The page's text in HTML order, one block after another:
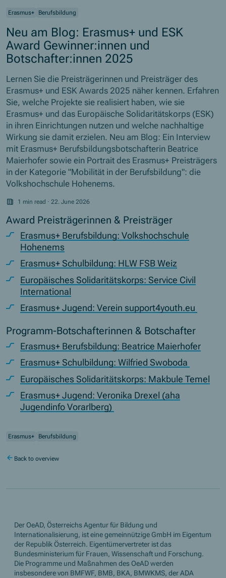
Erasmus+ Berufsbildung
Neu am Blog: Erasmus+ und ESK
Award Gewinner:innen und
Botschafter:innen 2025
Lernen Sie die Preisträgerinnen und Preisträger des
Erasmus+ und ESK Awards 2025 näher kennen. Erfahren
Sie, welche Projekte sie realisiert haben, wie sie
Erasmus+ und das Europäische Solidaritätskorps (ESK)
in ihren Einrichtungen nutzen und welche nachhaltige
Wirkung sie damit erzielen. Neu am Blog: Ein Interview
mit Erasmus+ Berufsbildungsbotschafterin Beatrice
Maierhofer sowie ein Portrait des Erasmus+ Preisträgers
in der Kategorie "Mobilität in der Berufsbildung": die
Volkshochschule Hohenems.
1 min read · 22. June 2026
Award Preisträgerinnen & Preisträger
Erasmus+ Berufsbildung: Volkshochschule
Hohenems
Erasmus+ Schulbildung: HLW FSB Weiz
Europäisches Solidaritätskorps: Service Civil
International
Erasmus+ Jugend: Verein support4youth.eu
Programm-Botschafterinnen & Botschafter
Erasmus+ Berufsbildung: Beatrice Maierhofer
Erasmus+ Schulbildung: Wilfried Swoboda
Europäisches Solidaritätskorps: Makbule Temel
Erasmus+ Jugend: Veronika Drexel (aha
Jugendinfo Vorarlberg)
Erasmus+ Berufsbildung
Back to overview
Der OeAD, Österreichs Agentur für Bildung und
Internationalisierung, ist eine gemeinnützige GmbH im Eigentum
der Republik Österreich. Eigentümervertreter ist das
Bundesministerium für Frauen, Wissenschaft und Forschung.
Die Programme und Maßnahmen des OeAD werden
insbesondere von BMFWF, BMB, BKA, BMWKMS, der ADA